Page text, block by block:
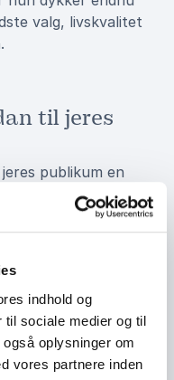
indhold og
til sociale medier og til
oplysninger om
vores partnere inden
valg, livskvalitet
til jeres
publikum en
inspirerer – med
og historier, man
både underholdende,
om, at vi
hvis vi tør stille